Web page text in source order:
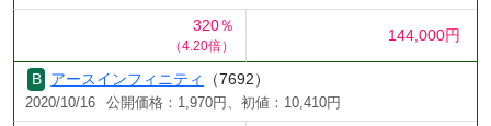
320％
（4.20倍）
144,000円
アースインフィニティ （7692）
2020/10/16 公開価格：1,970円、初値：10,410円